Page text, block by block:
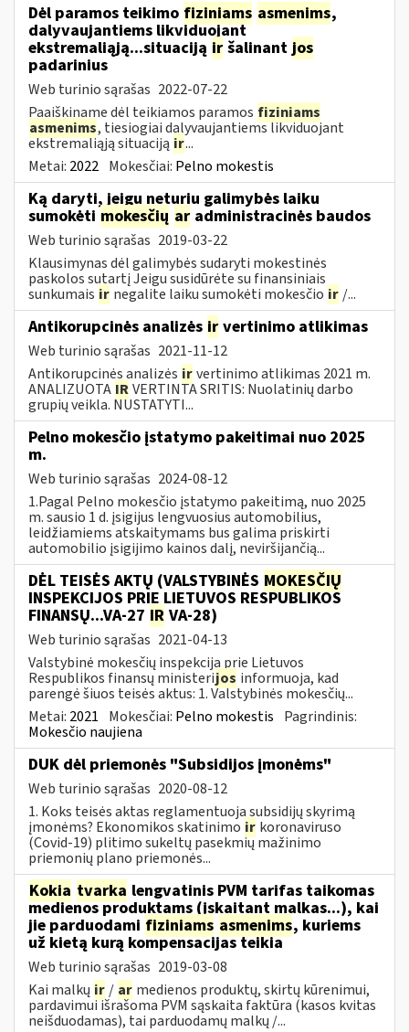
Dėl paramos teikimo fiziniams asmenims,
dalyvaujantiems likviduojant
ekstremaliąją...situaciją ir šalinant jos
padarinius
Web turinio sąrašas 2022-07-22
Paaiškiname dėl teikiamos paramos fiziniams
asmenims, tiesiogiai dalyvaujantiems likviduojant
ekstremaliąją situaciją ir...
Metai: 2022 Mokesčiai: Pelno mokestis
Ką daryti, jeigu neturiu galimybės laiku
sumokėti mokesčių ar administracinės baudos
Web turinio sąrašas 2019-03-22
Klausimynas dėl galimybės sudaryti mokestinės
paskolos sutartį Jeigu susidūrėte su finansiniais
sunkumais ir negalite laiku sumokėti mokesčio ir /...
Antikorupcinės analizės ir vertinimo atlikimas
Web turinio sąrašas 2021-11-12
Antikorupcinės analizės irvertinimo atlikimas 2021 m.
ANALIZUOTA IRVERTINTA SRITIS: Nuolatinių darbo
grupių veikla. NUSTATYTI...
Pelno mokesčio įstatymo pakeitimai nuo 2025
m.
Web turinio sąrašas 2024-08-12
1.Pagal Pelno mokesčio įstatymo pakeitimą, nuo 2025
m. sausio 1 d. įsigijus lengvuosius automobilius,
leidžiamiems atskaitymams bus galima priskirti
automobilio įsigijimo kainos dalį, neviršijančią...
DĖL TEISĖS AKTŲ (VALSTYBINĖS MOKESČIŲ
INSPEKCIJOS PRIE LIETUVOS RESPUBLIKOS
FINANSŲ...VA-27 IR VA-28)
Web turinio sąrašas 2021-04-13
Valstybinė mokesčių inspekcija prie Lietuvos
Respublikos finansų ministerijos informuoja, kad
parengė šiuos teisės aktus: 1. Valstybinės mokesčių...
Metai: 2021 Mokesčiai: Pelno mokestis Pagrindinis:
Mokesčio naujiena
DUK dėl priemonės "Subsidijos įmonėms"
Web turinio sąrašas 2020-08-12
1. Koks teisės aktas reglamentuoja subsidijų skyrimą
įmonėms? Ekonomikos skatinimo ir koronaviruso
(Covid-19) plitimo sukeltų pasekmių mažinimo
priemonių plano priemonės...
Kokia tvarka lengvatinis PVM tarifas taikomas
medienos produktams (įskaitant malkas...), kai
jie parduodami fiziniams asmenims, kuriems
už kietą kurą kompensacijas teikia
Web turinio sąrašas 2019-03-08
Kai malkų ir / ar medienos produktų, skirtų kūrenimui,
pardavimui išrašoma PVM sąskaita faktūra (kasos kvitas
neišduodamas), tai parduodamų malkų /...